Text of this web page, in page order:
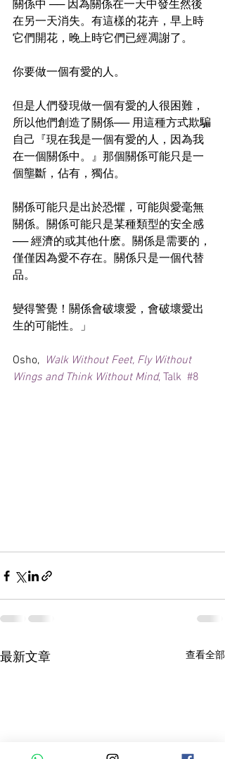
關係中 ── 因為關係在一天中發生然後
在另一天消失。有這樣的花卉，早上時
它們開花，晚上時它們已經凋謝了。
你要做一個有愛的人。
但是人們發現做一個有愛的人很困難，
所以他們創造了關係── 用這種方式欺騙
自己『現在我是一個有愛的人，因為我
在一個關係中。』那個關係可能只是一
個壟斷，佔有，獨佔。
關係可能只是出於恐懼，可能與愛毫無
關係。關係可能只是某種類型的安全感
── 經濟的或其他什麽。關係是需要的，
僅僅因為愛不存在。關係只是一個代替
品。
變得警覺！關係會破壞愛，會破壞愛出
生的可能性。」
Osho, Walk Without Feet, Fly Without
Wings and Think Without Mind, Talk  #8
最新文章 查看全部